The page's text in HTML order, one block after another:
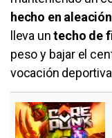
hecho en
lleva untecho de
peso y bajar el
vocación